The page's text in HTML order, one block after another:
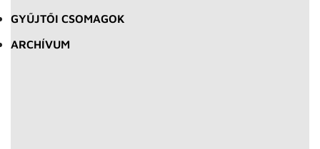
GYŰJTŐI CSOMAGOK
ARCHÍVUM